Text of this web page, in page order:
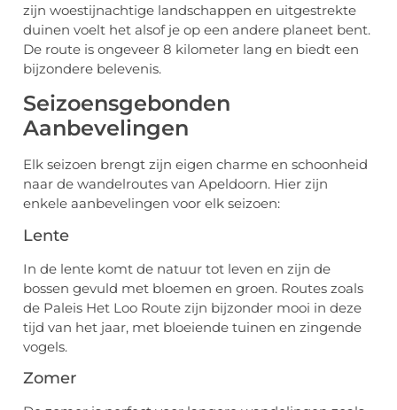
zijn woestijnachtige landschappen en uitgestrekte
duinen voelt het alsof je op een andere planeet bent.
De route is ongeveer 8 kilometer lang en biedt een
bijzondere belevenis.
Seizoensgebonden
Aanbevelingen
Elk seizoen brengt zijn eigen charme en schoonheid
naar de wandelroutes van Apeldoorn. Hier zijn
enkele aanbevelingen voor elk seizoen:
Lente
In de lente komt de natuur tot leven en zijn de
bossen gevuld met bloemen en groen. Routes zoals
de Paleis Het Loo Route zijn bijzonder mooi in deze
tijd van het jaar, met bloeiende tuinen en zingende
vogels.
Zomer